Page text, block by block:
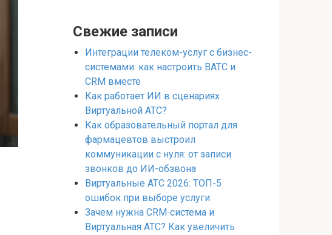
Свежие записи
Интеграции телеком-услуг с бизнес-
системами: как настроить ВАТС и
CRM вместе
Как работает ИИ в сценариях
Виртуальной АТС?
Как образовательный портал для
фармацевтов выстроил
коммуникации с нуля: от записи
звонков до ИИ-обзвона
Виртуальные АТС 2026: ТОП-5
ошибок при выборе услуги
Зачем нужна CRM‑система и
Виртуальная АТС? Как увеличить